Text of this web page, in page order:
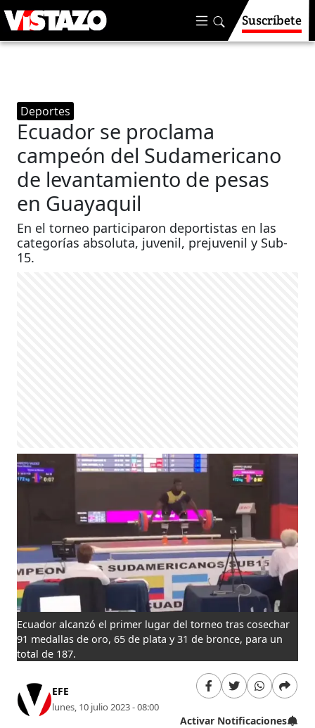
Suscríbete
Deportes
Ecuador se proclama
campeón del Sudamericano
de levantamiento de pesas
en Guayaquil
En el torneo participaron deportistas en las
categorías absoluta, juvenil, prejuvenil y Sub-
15.
Ecuador alcanzó el primer lugar del torneo tras cosechar
91 medallas de oro, 65 de plata y 31 de bronce, para un
total de 187.
EFE
lunes, 10 julio 2023 - 08:00
Activar Notificaciones